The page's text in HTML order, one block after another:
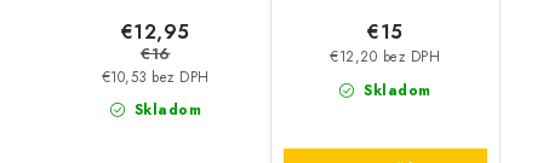
Skladom
€10,53 bez DPH
€12,95
€16
Skladom
€12,20 bez DPH
€15